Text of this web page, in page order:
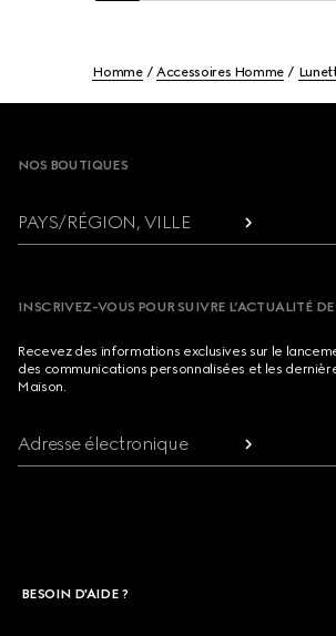
Homme Accessoires Homme
NOS BOUTIQUES
PAYS/RÉGION, VILLE
INSCRIVEZ-VOUS POUR SUIVRE L’ACTUALITÉ
Recevez des informations exclusives sur le
des communications personnalisées et les
Maison.
Adresse électronique
BESOIN D'AIDE ?